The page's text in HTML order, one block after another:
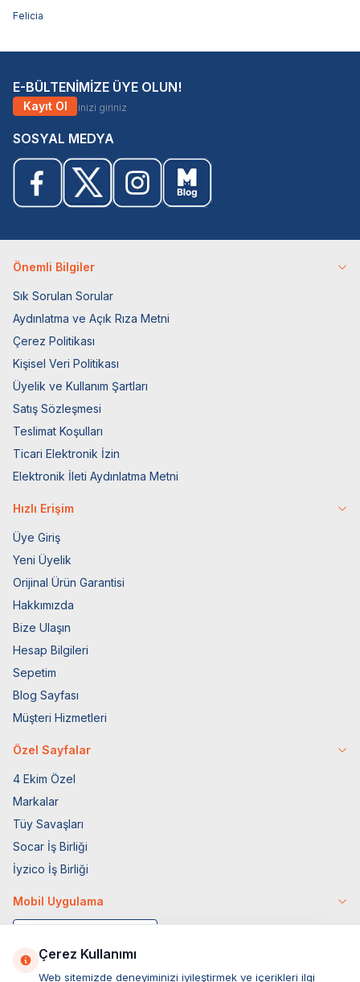
Felicia
E-BÜLTENİMİZE ÜYE OLUN!
Kayıt Ol
SOSYAL MEDYA
Önemli Bilgiler
Sık Sorulan Sorular
Aydınlatma ve Açık Rıza Metni
Çerez Politikası
Kişisel Veri Politikası
Üyelik ve Kullanım Şartları
Satış Sözleşmesi
Teslimat Koşulları
Ticari Elektronik İzin
Elektronik İleti Aydınlatma Metni
Hızlı Erişim
Üye Giriş
Yeni Üyelik
Orijinal Ürün Garantisi
Hakkımızda
Bize Ulaşın
Hesap Bilgileri
Sepetim
Blog Sayfası
Müşteri Hizmetleri
Özel Sayfalar
4 Ekim Özel
Markalar
Tüy Savaşları
Socar İş Birliği
İyzico İş Birliği
Mobil Uygulama
Çerez Kullanımı
Web sitemizde deneyiminizi iyileştirmek ve içerikleri ilgi